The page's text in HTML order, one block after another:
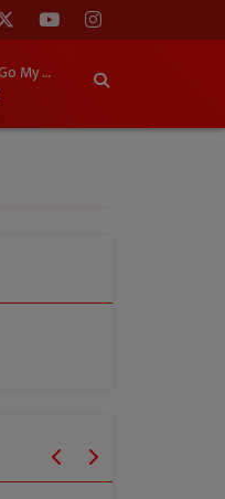
Are You Gonna Go My Way